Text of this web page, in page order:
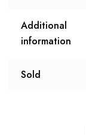
Additional
information
Sold